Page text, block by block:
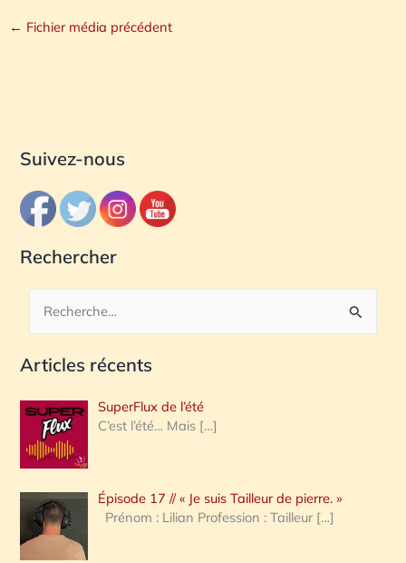
← Fichier média précédent
Suivez-nous
Rechercher
c
e
r
c
h
e
Articles récents
SuperFlux de l’été
C’est l’été… Mais […]
Épisode 17 // « Je suis Tailleur de pierre. »
Prénom : Lilian Profession : Tailleur […]